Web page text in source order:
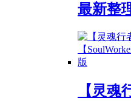
最新整
【灵魂